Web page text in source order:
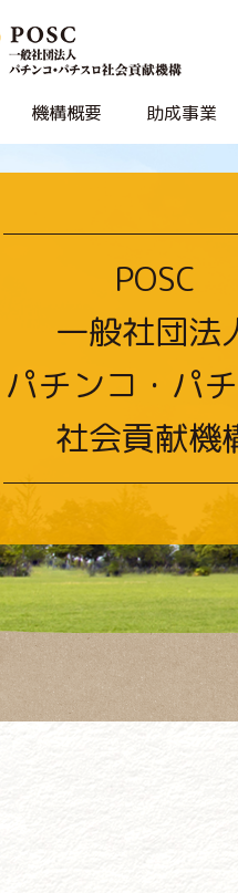
機構概要 助成事業
POSC
一般社団法
パチンコ・パ
社会貢献機